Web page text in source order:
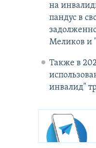
на
пандус в
Меликов и
Также в
инвалид"